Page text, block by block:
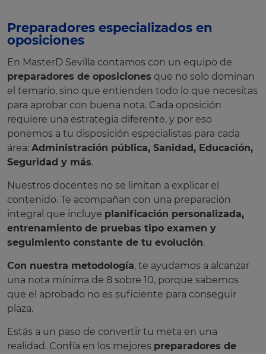
Preparadores especializados en
oposiciones
En MasterD Sevilla contamos con un equipo de
preparadores de oposiciones que no solo dominan
el temario, sino que entienden todo lo que necesitas
para aprobar con buena nota. Cada oposición
requiere una estrategia diferente, y por eso
ponemos a tu disposición especialistas para cada
área: Administración pública, Sanidad, Educación,
Seguridad y más.
Nuestros docentes no se limitan a explicar el
contenido. Te acompañan con una preparación
integral que incluye planificación personalizada,
entrenamiento de pruebas tipo examen y
seguimiento constante de tu evolución.
Con nuestra metodología, te ayudamos a alcanzar
una nota mínima de 8 sobre 10, porque sabemos
que el aprobado no es suficiente para conseguir
plaza.
Estás a un paso de convertir tu meta en una
realidad. Confía en los mejores preparadores de